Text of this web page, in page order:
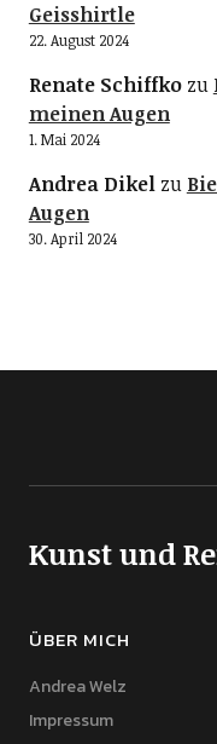
Geisshirtle
22. August 2024
Renate Schiffkozu
meinen Augen
1. Mai 2024
Andrea Dikelzu
Augen
30. April 2024
Kunst und
ÜBER MICH
Andrea Welz
Impressum